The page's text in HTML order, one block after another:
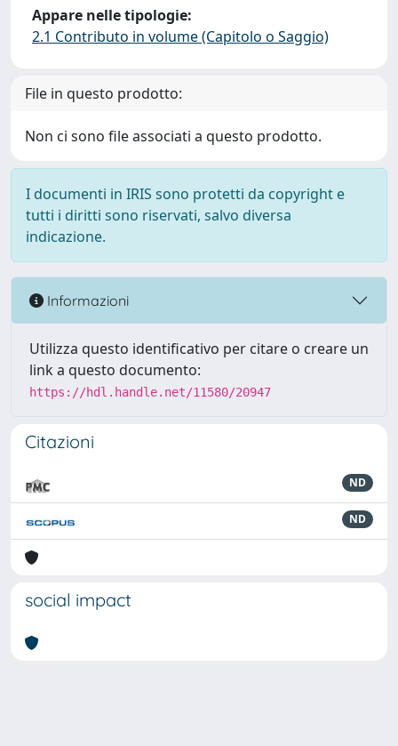
Appare nelle tipologie:
2.1 Contributo in volume (Capitolo o Saggio)
File in questo prodotto:
Non ci sono file associati a questo prodotto.
I documenti in IRIS sono protetti da copyright e
tutti i diritti sono riservati, salvo diversa
indicazione.
Informazioni
Utilizza questo identificativo per citare o creare un
link a questo documento:
https://hdl.handle.net/11580/20947
Citazioni
ND
ND
social impact